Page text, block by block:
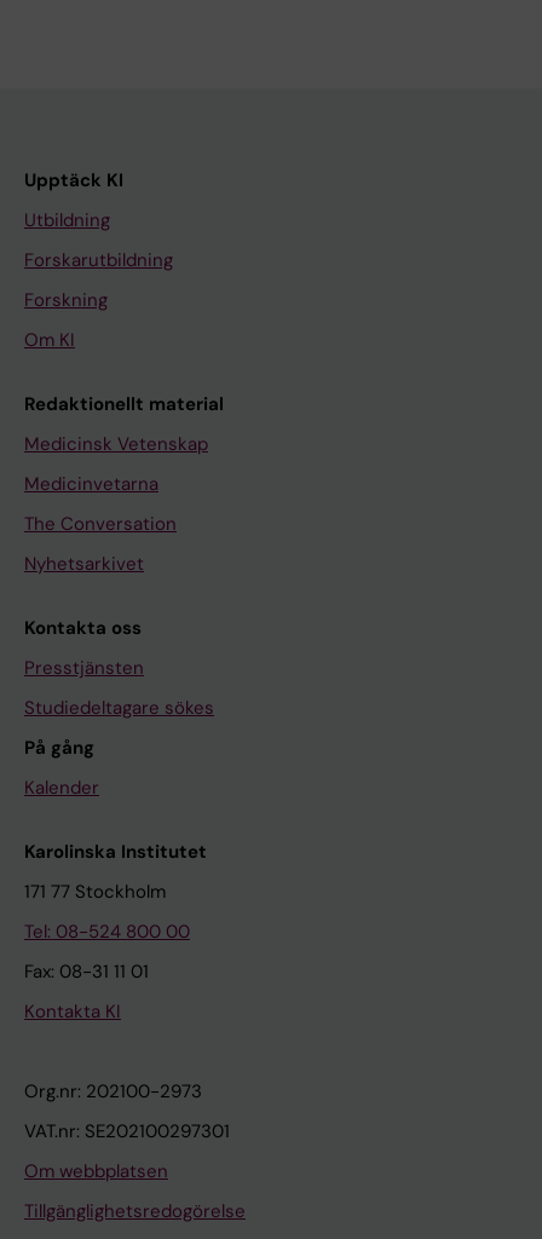
Upptäck KI
Utbildning
Forskarutbildning
Forskning
Om KI
Redaktionellt material
Medicinsk Vetenskap
Medicinvetarna
The Conversation
Nyhetsarkivet
Kontakta oss
Presstjänsten
Studiedeltagare sökes
På gång
Kalender
Karolinska Institutet
171 77 Stockholm
Tel: 08-524 800 00
Fax: 08-31 11 01
Kontakta KI
Org.nr: 202100-2973
VAT.nr: SE202100297301
Om webbplatsen
Tillgänglighetsredogörelse